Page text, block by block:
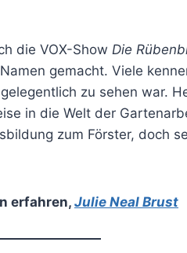
die VOX-Show Die
gemacht. Viele
zu sehen war.
in die Welt der
zum Förster, doch
erfahren, Julie Neal Brust